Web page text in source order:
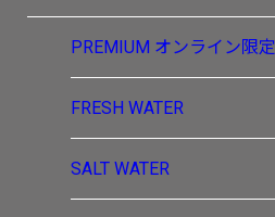
PREMIUM オンライン限定
FRESH WATER
SALT WATER